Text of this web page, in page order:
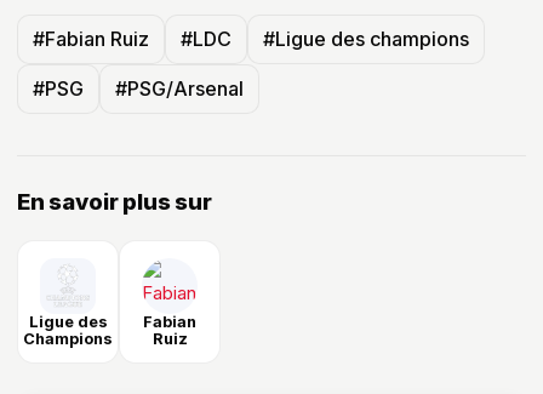
#Fabian Ruiz #LDC #Ligue des champions
#PSG #PSG/Arsenal
En savoir plus sur
Ligue des
Champions
Fabian
Ruiz